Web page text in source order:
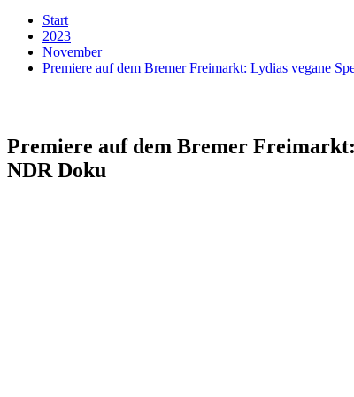
Start
2023
November
Premiere auf dem Bremer Freimarkt: Lydias vegane
Premiere auf dem Bremer
NDR Doku